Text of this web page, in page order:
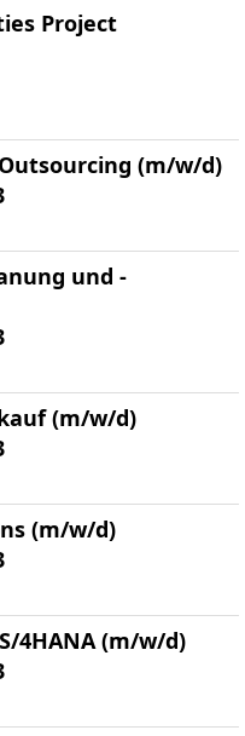
Project
(m/w/d)
und -
(m/w/d)
(m/w/d)
4HANA (m/w/d)